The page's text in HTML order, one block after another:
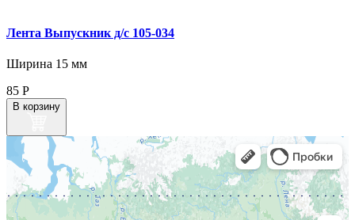
Лента Выпускник д/с 105-034
Ширина 15 мм
85 Р
В корзину